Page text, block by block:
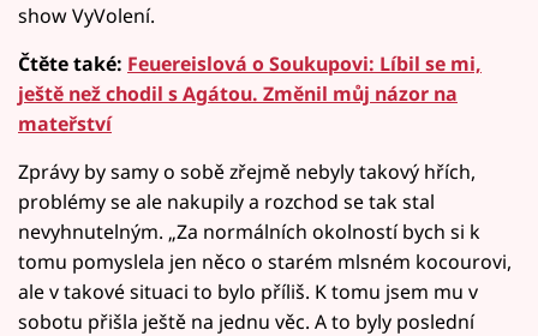
show VyVolení.
Čtěte také: Feuereislová o Soukupovi: Líbil se mi,
ještě než chodil s Agátou. Změnil můj názor na
mateřství
Zprávy by samy o sobě zřejmě nebyly takový hřích,
problémy se ale nakupily a rozchod se tak stal
nevyhnutelným. „Za normálních okolností bych si k
tomu pomyslela jen něco o starém mlsném kocourovi,
ale v takové situaci to bylo příliš. K tomu jsem mu v
sobotu přišla ještě na jednu věc. A to byly poslední